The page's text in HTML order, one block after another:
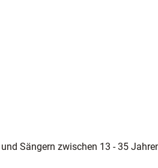
Sängern zwischen 13 - 35